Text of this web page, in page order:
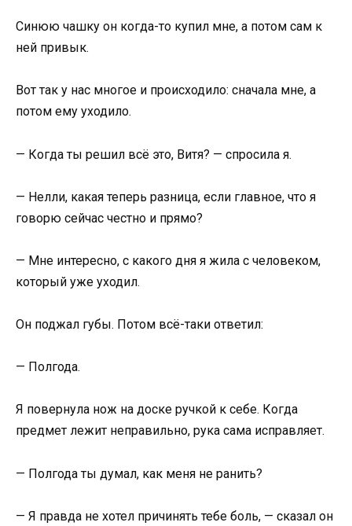
Синюю чашку он когда-то купил мне, а потом сам к
ней привык.
Вот так у нас многое и происходило: сначала мне, а
потом ему уходило.
— Когда ты решил всё это, Витя? — спросила я.
— Нелли, какая теперь разница, если главное, что я
говорю сейчас честно и прямо?
— Мне интересно, с какого дня я жила с человеком,
который уже уходил.
Он поджал губы. Потом всё-таки ответил:
— Полгода.
Я повернула нож на доске ручкой к себе. Когда
предмет лежит неправильно, рука сама исправляет.
— Полгода ты думал, как меня не ранить?
— Я правда не хотел причинять тебе боль, — сказал он